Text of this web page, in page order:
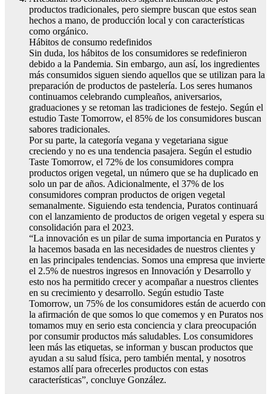
productos tradicionales, pero siempre buscan que estos sean
hechos a mano, de producción local y con características
como orgánico.
Hábitos de consumo redefinidos
Sin duda, los hábitos de los consumidores se redefinieron
debido a la Pandemia. Sin embargo, aun así, los ingredientes
más consumidos siguen siendo aquellos que se utilizan para la
preparación de productos de pastelería. Los seres humanos
continuamos celebrando cumpleaños, aniversarios,
graduaciones y se retoman las tradiciones de festejo. Según el
estudio Taste Tomorrow, el 85% de los consumidores buscan
sabores tradicionales.
Por su parte, la categoría vegana y vegetariana sigue
creciendo y no es una tendencia pasajera. Según el estudio
Taste Tomorrow, el 72% de los consumidores compra
productos origen vegetal, un número que se ha duplicado en
solo un par de años. Adicionalmente, el 37% de los
consumidores compran productos de origen vegetal
semanalmente. Siguiendo esta tendencia, Puratos continuará
con el lanzamiento de productos de origen vegetal y espera su
consolidación para el 2023.
“La innovación es un pilar de suma importancia en Puratos y
la hacemos basada en las necesidades de nuestros clientes y
en las principales tendencias. Somos una empresa que invierte
el 2.5% de nuestros ingresos en Innovación y Desarrollo y
esto nos ha permitido crecer y acompañar a nuestros clientes
en su crecimiento y desarrollo. Según estudio Taste
Tomorrow, un 75% de los consumidores están de acuerdo con
la afirmación de que somos lo que comemos y en Puratos nos
tomamos muy en serio esta conciencia y clara preocupación
por consumir productos más saludables. Los consumidores
leen más las etiquetas, se informan y buscan productos que
ayudan a su salud física, pero también mental, y nosotros
estamos allí para ofrecerles productos con estas
características”, concluye González.